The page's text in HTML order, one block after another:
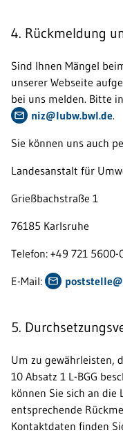
4. Rückmeldung
Sind Ihnen Mängel
unserer Webseite
bei uns melden. Bitte
niz@lubw.bwl.de.
Sie können uns auch
Landesanstalt für
Grießbachstraße 1
76185 Karlsruhe
Telefon: +49 721 5600-
E-Mail:
5.
Um zu gewährleisten,
10 Absatz 1 L-BGG
können Sie sich an die
entsprechende
Kontaktdaten finden